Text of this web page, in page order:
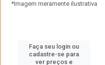
*Imagem meramente ilustrativa
Faça seu login ou
cadastre-se para
ver preços e